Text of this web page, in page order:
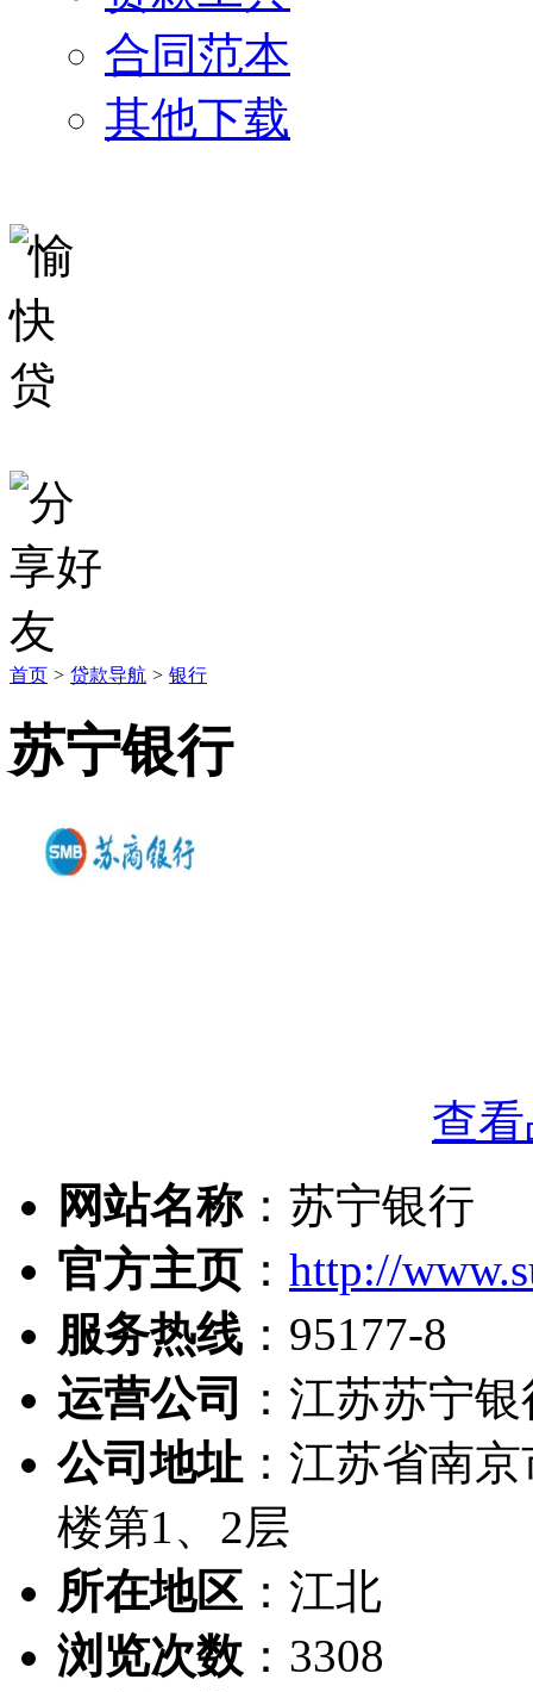
合同范本
其他下载
首页 > 贷款导航 > 银行
苏宁银行
查
网站名称：苏宁银行
官方主页 ： http://
服务热线 ：95177-8
运营公司
：江苏苏宁
公司地址 ：江苏省南
楼第1、2层
所在地区 ：江北
浏览次数 ： 3308